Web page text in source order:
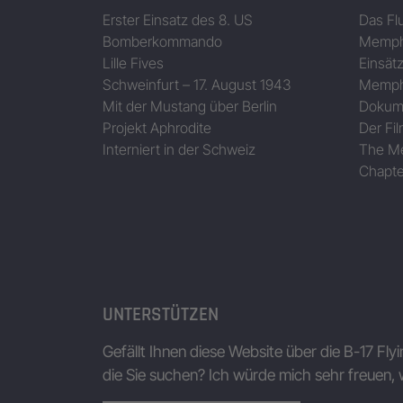
Erster Einsatz des 8. US
Bomberkommando
Lille Fives
Schweinfurt – 17. August 1943
Mit der Mustang über Berlin
Projekt Aphrodite
Interniert in der Schweiz
Das
Der
The
UNTERSTÜTZEN
Gefällt Ihnen diese Website über die B-17
die Sie suchen? Ich würde mich sehr